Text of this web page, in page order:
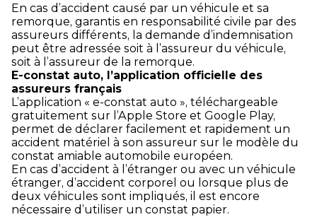
En cas d’accident causé par un véhicule et sa
remorque, garantis en responsabilité civile par des
assureurs différents, la demande d’indemnisation
peut être adressée soit à l’assureur du véhicule,
soit à l’assureur de la remorque.
E-constat auto, l’application officielle des
assureurs français
L’application « e-constat auto », téléchargeable
gratuitement sur l’Apple Store et Google Play,
permet de déclarer facilement et rapidement un
accident matériel à son assureur sur le modèle du
constat amiable automobile européen.
En cas d’accident à l’étranger ou avec un véhicule
étranger, d’accident corporel ou lorsque plus de
deux véhicules sont impliqués, il est encore
nécessaire d’utiliser un constat papier.